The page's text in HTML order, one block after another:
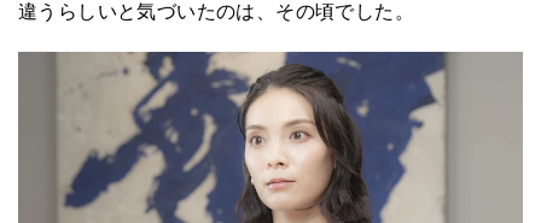
違うらしいと気づいたのは、その頃でした。